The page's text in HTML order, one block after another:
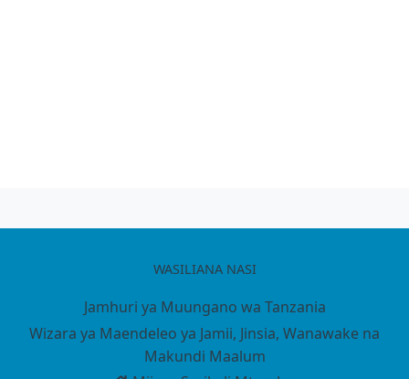
WASILIANA NASI
Jamhuri ya Muungano wa Tanzania
Wizara ya Maendeleo ya Jamii, Jinsia, Wanawake na
Makundi Maalum